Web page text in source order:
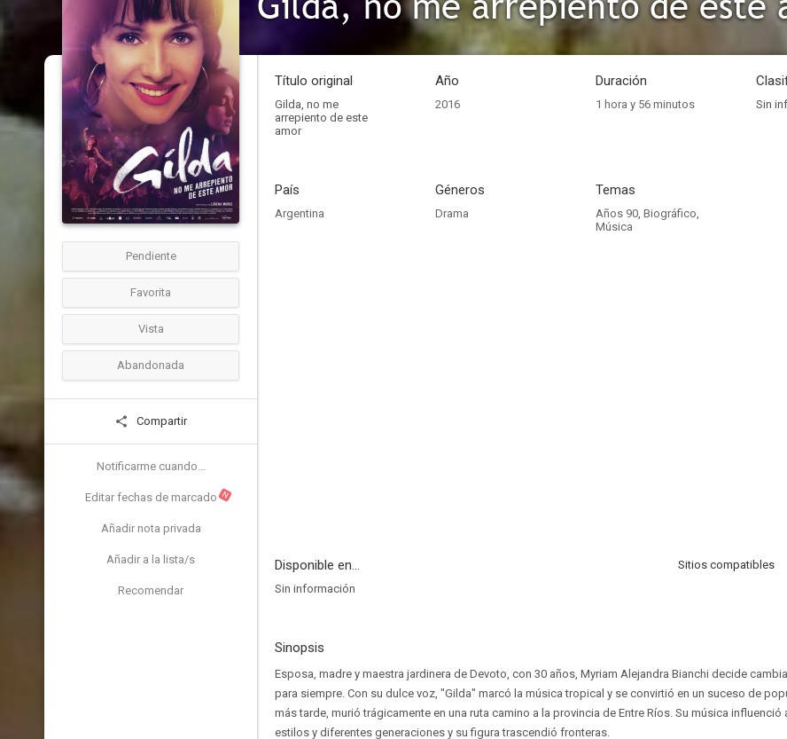
Pendiente
Favorita
Vista
Abandonada
Compartir
Notificarme cuando...
Editar fechas de marcado N
Añadir nota privada
Añadir a la lista/s
Recomendar
Título original
Gilda, no me
arrepiento de este
amor
Año
2016
Duración
1 hora y 56 minutos Sin
País
Argentina
Géneros
Drama
Temas
Años 90, Biográfico,
Música
Disponible en...
Sitios compatibles
Sin información
Sinopsis
Esposa, madre y maestra jardinera de Devoto, con 30 años, Myriam Alejandra Bianchi decide
para siempre. Con su dulce voz, "Gilda" marcó la música tropical y se convirtió en un suceso de
más tarde, murió trágicamente en una ruta camino a la provincia de Entre Ríos. Su música
estilos y diferentes generaciones y su figura trascendió fronteras.